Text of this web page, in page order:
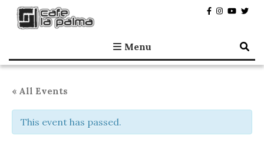
Café la Palma
Programming live music in Madrid since 1995.
Menu
« All Events
This event has passed.